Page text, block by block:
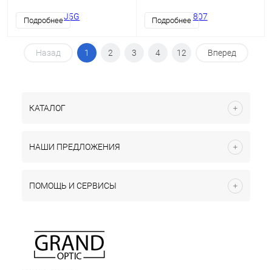
Подробнее Подробнее
Назад 1 2 3 4 12 Вперед
КАТАЛОГ
НАШИ ПРЕДЛОЖЕНИЯ
ПОМОЩЬ И СЕРВИСЫ